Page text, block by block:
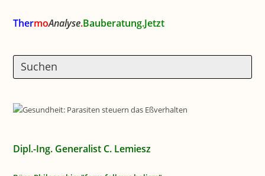
ThermoAnalyse.Bauberatung.Jetzt
Dipl.-Ing. Generalist C. Lemiesz